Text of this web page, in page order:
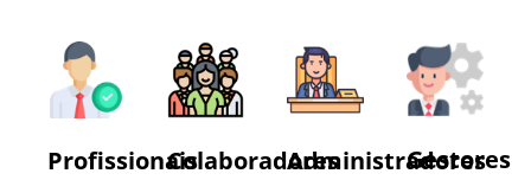
ProfissionaisColaboradoresAdministradores
Gestores